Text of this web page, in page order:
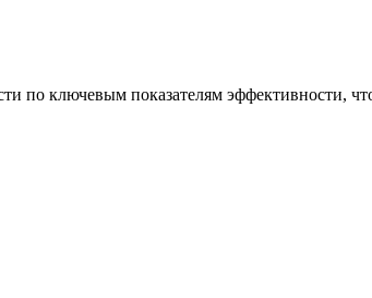
ключевым показателям эффективности,